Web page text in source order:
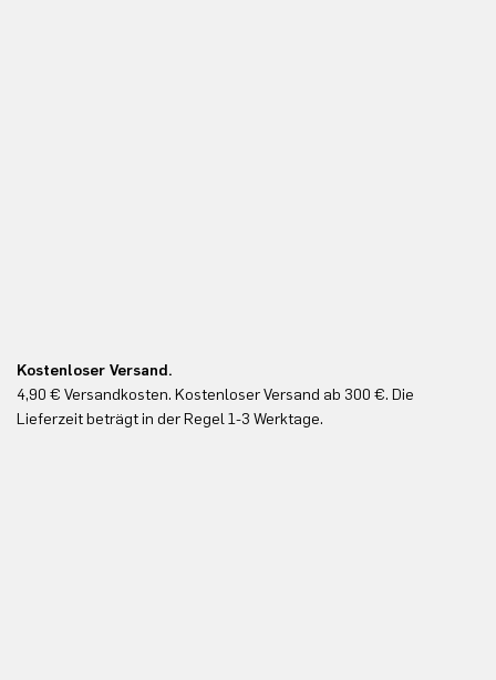
Kostenloser Versand.
4,90 € Versandkosten. Kostenloser Versand ab 300 €. Die
Lieferzeit beträgt in der Regel 1-3 Werktage.